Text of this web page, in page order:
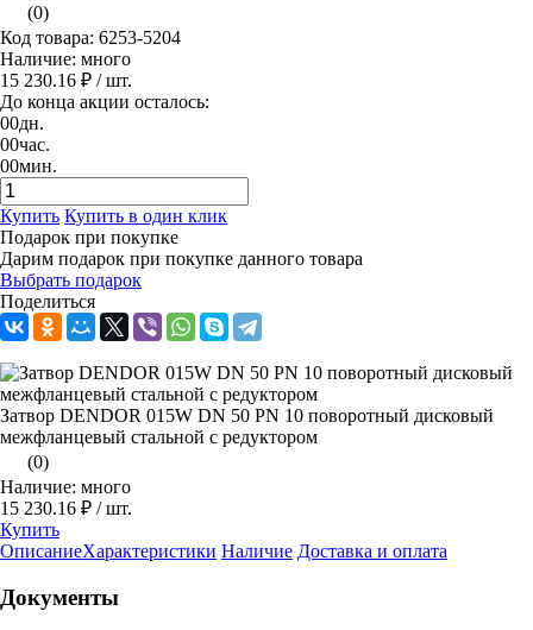
(0)
Код товара: 6253-5204
Наличие: много
15 230.16 ₽ / шт.
До конца акции осталось:
00дн.
00час.
00мин.
Купить Купить в один клик
Подарок при покупке
Дарим подарок при покупке данного товара
Выбрать подарок
Поделиться
Затвор DENDOR 015W DN 50 PN 10 поворотный дисковый
межфланцевый стальной с редуктором
(0)
Наличие: много
15 230.16 ₽ / шт.
Купить
ОписаниеХарактеристики Наличие Доставка и оплата
Документы